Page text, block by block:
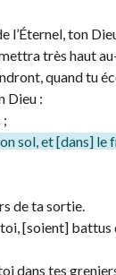
ton
très haut
quand tu
Dieu :
sol, et [dans]
de ta sortie.
toi, [soient]
dans tes